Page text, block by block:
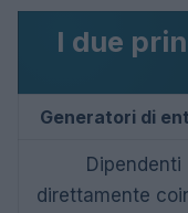
I due
Generatori di
Dipendenti
direttamente